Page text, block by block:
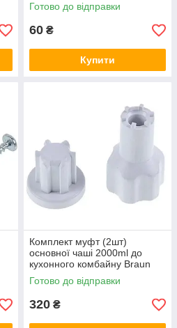
Готово до відправки
60 ₴
Купити
Комплект муфт (2шт)
основної чаші 2000ml до
кухонного комбайну Braun
67051112
Готово до відправки
320 ₴